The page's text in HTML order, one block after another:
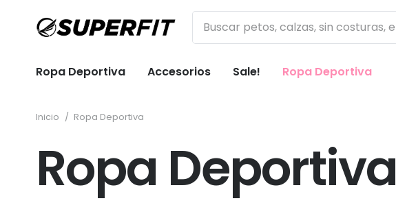
Ropa Deportiva Accesorios Sale! Ropa Deportiva
Inicio / Ropa Deportiva
Ropa Deportiva